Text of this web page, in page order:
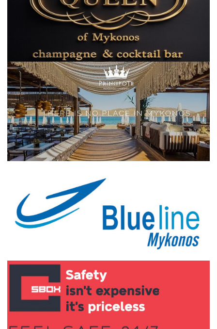
Local Elections 2023
Elections 2023
Γλώσσα
Ελληνικά English